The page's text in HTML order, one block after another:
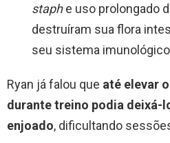
staphe uso prolongado
destruíram sua flora
seu sistema
Ryan já falou que até elevar
durante treino podia deixá-
enjoado, dificultando